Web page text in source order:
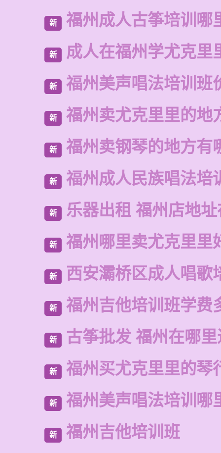
新 福州成人古筝培训哪
新 成人在福州学尤克里
新 福州美声唱法培训班
新 福州卖尤克里里的地
新 福州卖钢琴的地方有
新 福州成人民族唱法培
新 乐器出租 福州店地
新 福州哪里卖尤克里里
新 西安灞桥区成人唱歌
新 福州吉他培训班学费
新 古筝批发 福州在哪
新 福州买尤克里里的琴
新 福州美声唱法培训哪
新 福州吉他培训班